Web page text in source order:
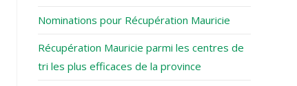
Nominations pour Récupération Mauricie
Récupération Mauricie parmi les centres de
tri les plus efficaces de la province